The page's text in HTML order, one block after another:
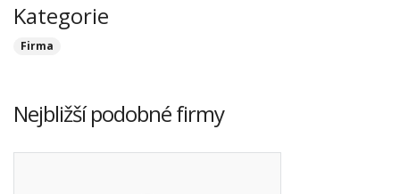
Kategorie
Firma
Nejbližší podobné firmy